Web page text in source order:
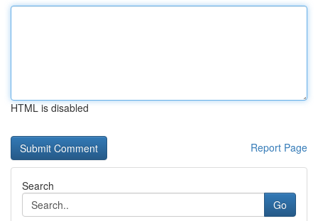
HTML is disabled
Report Page
Search
Go